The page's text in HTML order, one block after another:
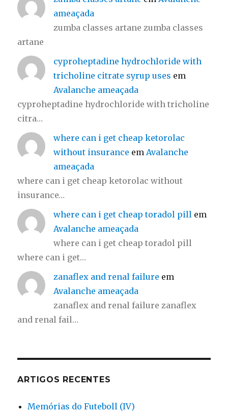
ameaçada
zumba classes artane zumba classes
artane
cyproheptadine hydrochloride with
tricholine citrate syrup uses em
Avalanche ameaçada
cyproheptadine hydrochloride with tricholine
citra…
where can i get cheap ketorolac
without insurance em Avalanche
ameaçada
where can i get cheap ketorolac without
insurance…
where can i get cheap toradol pill em
Avalanche ameaçada
where can i get cheap toradol pill
where can i get…
zanaflex and renal failure em
Avalanche ameaçada
zanaflex and renal failure zanaflex
and renal fail…
ARTIGOS RECENTES
Memórias do Futeboll (IV)